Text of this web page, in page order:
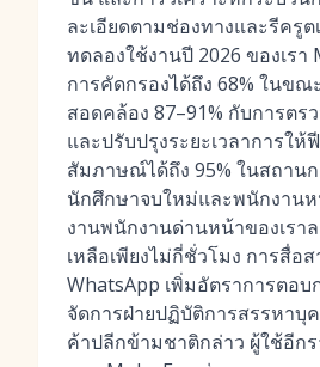
ละเอียดตามช่องทางและรีครูต
ทดลองใช้งานปี 2026 ของเรา
การคัดกรองได้ถึง 68% ในขณ
สอดคล้อง 87–91% กับการตร
และปรับปรุงระยะเวลาการให้
สัมภาษณ์ได้ถึง 95% ในสถาน
นักศึกษาจบใหม่และพนักงานห
งานพนักงานด่านหน้าของเรา
เหลือเพียงไม่กี่ชั่วโมง การสื่อ
WhatsApp เพิ่มอัตราการตอบ
จัดการฝ่ายปฏิบัติการสรรหาบุ
ค้าปลีกข้ามชาติกล่าว ผู้ใช้อีก